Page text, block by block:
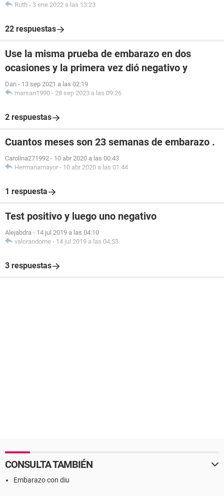
Ruth - 3 ene 2022 a las 13:23
22 respuestas
Use la misma prueba de embarazo en dos
ocasiones y la primera vez dió negativo y
Dan - 13 sep 2021 a las 02:19
marsan1990 - 28 sep 2023 a las 09:26
2 respuestas
Cuantos meses son 23 semanas de embarazo .
Carolina271992 - 10 abr 2020 a las 00:43
Hermanamayor - 10 abr 2020 a las 01:44
1 respuesta
Test positivo y luego uno negativo
Alejabdra - 14 jul 2019 a las 04:10
valorandome - 14 jul 2019 a las 04:53
3 respuestas
CONSULTA TAMBIÉN
Embarazo con diu